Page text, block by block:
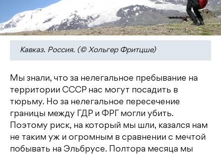
Кавказ. Россия. (© Хольгер Фритцше)
Мы знали, что за нелегальное пребывание на
территории СССР нас могут посадить в
тюрьму. Но за нелегальное пересечение
границы между ГДР и ФРГ могли убить.
Поэтому риск, на который мы шли, казался нам
не таким уж и огромным в сравнении с мечтой
побывать на Эльбрусе. Полтора месяца мы